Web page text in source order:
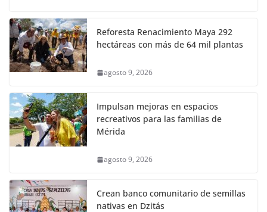
Reforesta Renacimiento Maya 292
hectáreas con más de 64 mil plantas
agosto 9, 2026
Impulsan mejoras en espacios
recreativos para las familias de
Mérida
agosto 9, 2026
Crean banco comunitario de semillas
nativas en Dzitás